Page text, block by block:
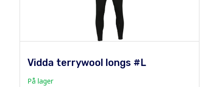
Vidda terrywool longs #L
På lager